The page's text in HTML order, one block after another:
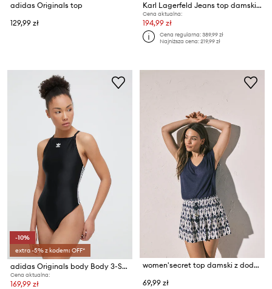
adidas Originals top
129,99 zł
Karl Lagerfeld Jeans top damski bawełniany
Cena aktualna:
194,99 zł
Cena regularna:389,99 zł
Najniższa cena:219,99 zł
-10%
extra -5% z kodem: OFF*
adidas Originals body Body 3-Stripes
Cena aktualna:
169,99 zł
women'secret top damski z dodatkiem lnu
69,99 zł